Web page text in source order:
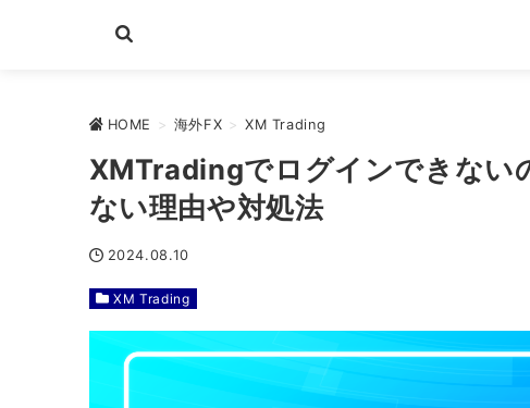
HOME > 海外FX > XM Trading
XMTradingでログインできない
ない理由や対処法
2024.08.10
XM Trading